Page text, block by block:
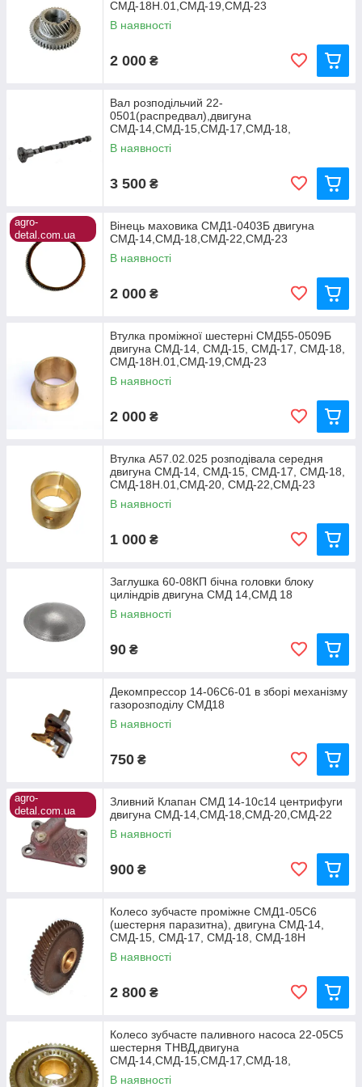
системі допускається заміна води на антифриз. У
системі є відцентровий водяний насос, який і
забезпечує необхідну циркуляцію рідини по всій
замкнутій системі охолодження.
СМД-18Н.01,СМД-19,СМД-23
В наявності
2 000 ₴
Вал розподільчий 22-
0501(распредвал),двигуна
СМД-14,СМД-15,СМД-17,СМД-18,
СМД-18Н.01,СМД-19,СМД-22
В наявності
3 500 ₴
agro-
detal.com.ua
Вінець маховика СМД1-0403Б двигуна
СМД-14,СМД-18,СМД-22,СМД-23
В наявності
2 000 ₴
Втулка проміжної шестерні СМД55-0509Б
двигуна СМД-14, СМД-15, СМД-17, СМД-18,
СМД-18Н.01,СМД-19,СМД-23
В наявності
2 000 ₴
Втулка А57.02.025 розподівала середня
двигуна СМД-14, СМД-15, СМД-17, СМД-18,
СМД-18Н.01,СМД-20, СМД-22,СМД-23
В наявності
1 000 ₴
Заглушка 60-08КП бічна головки блоку
циліндрів двигуна СМД 14,СМД 18
В наявності
90 ₴
Декомпрессор 14-06С6-01 в зборі механізму
газорозподілу СМД18
В наявності
750 ₴
agro-
detal.com.ua
Зливний Клапан СМД 14-10с14 центрифуги
двигуна СМД-14,СМД-18,СМД-20,СМД-22
В наявності
900 ₴
Колесо зубчасте проміжне СМД1-05С6
(шестерня паразитна), двигуна СМД-14,
СМД-15, СМД-17, СМД-18, СМД-18Н
В наявності
2 800 ₴
Колесо зубчасте паливного насоса 22-05С5
шестерня ТНВД,двигуна
СМД-14,СМД-15,СМД-17,СМД-18,
СМД-18Н.01
В наявності